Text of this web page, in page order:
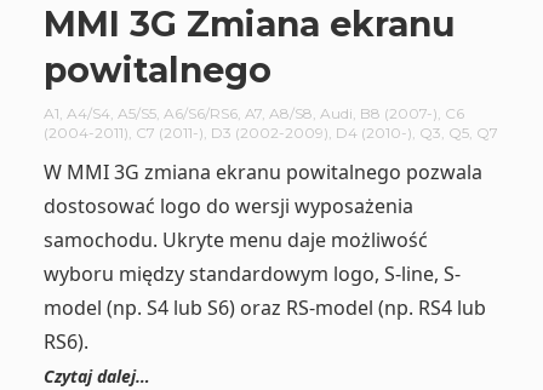
MMI 3G Zmiana ekranu
powitalnego
A1 A4/S4, A5/S5, A6/S6/RS6, A7, A8/S8 Audi B8 (2007-) C6
(2004-2011) C7 (2011-) D3 (2002-2009) D4 (2010-) Q3 Q5, Q7
W MMI 3G zmiana ekranu powitalnego pozwala
dostosować logo do wersji wyposażenia
samochodu. Ukryte menu daje możliwość
wyboru między standardowym logo, S-line, S-
model (np. S4 lub S6) oraz RS-model (np. RS4 lub
RS6).
Czytaj dalej…